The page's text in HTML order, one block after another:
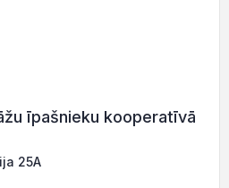
īpašnieku kooperatīvā
25A